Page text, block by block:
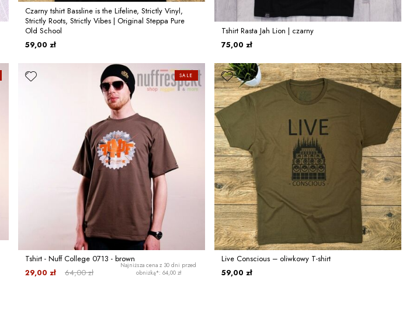
Czarny tshirt Bassline is the Lifeline, Strictly Vinyl,
Strictly Roots, Strictly Vibes | Original Steppa Pure
Old School
59,00 zł
Tshirt Rasta Jah Lion | czarny
75,00 zł
Tshirt - Nuff College 0713 - brown
64,00 zł
29,00 zł
Najniższa cena z 30 dni przed
obniżką*: 64,00 zł
SALE
Live Conscious – oliwkowy T-shirt
59,00 zł